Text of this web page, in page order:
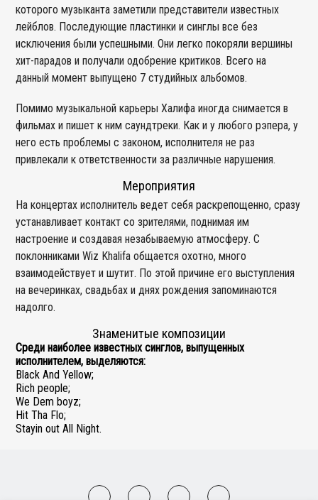
которого музыканта заметили представители известных
лейблов. Последующие пластинки и синглы все без
исключения были успешными. Они легко покоряли вершины
хит-парадов и получали одобрение критиков. Всего на
данный момент выпущено 7 студийных альбомов.
Помимо музыкальной карьеры Халифа иногда снимается в
фильмах и пишет к ним саундтреки. Как и у любого рэпера, у
него есть проблемы с законом, исполнителя не раз
привлекали к ответственности за различные нарушения.
Мероприятия
На концертах исполнитель ведет себя раскрепощенно, сразу
устанавливает контакт со зрителями, поднимая им
настроение и создавая незабываемую атмосферу. С
поклонниками Wiz Khalifa общается охотно, много
взаимодействует и шутит. По этой причине его выступления
на вечеринках, свадьбах и днях рождения запоминаются
надолго.
Знаменитые композиции
Среди наиболее известных синглов, выпущенных
исполнителем, выделяются:
Black And Yellow;
Rich people;
We Dem boyz;
Hit Tha Flo;
Stayin out All Night.